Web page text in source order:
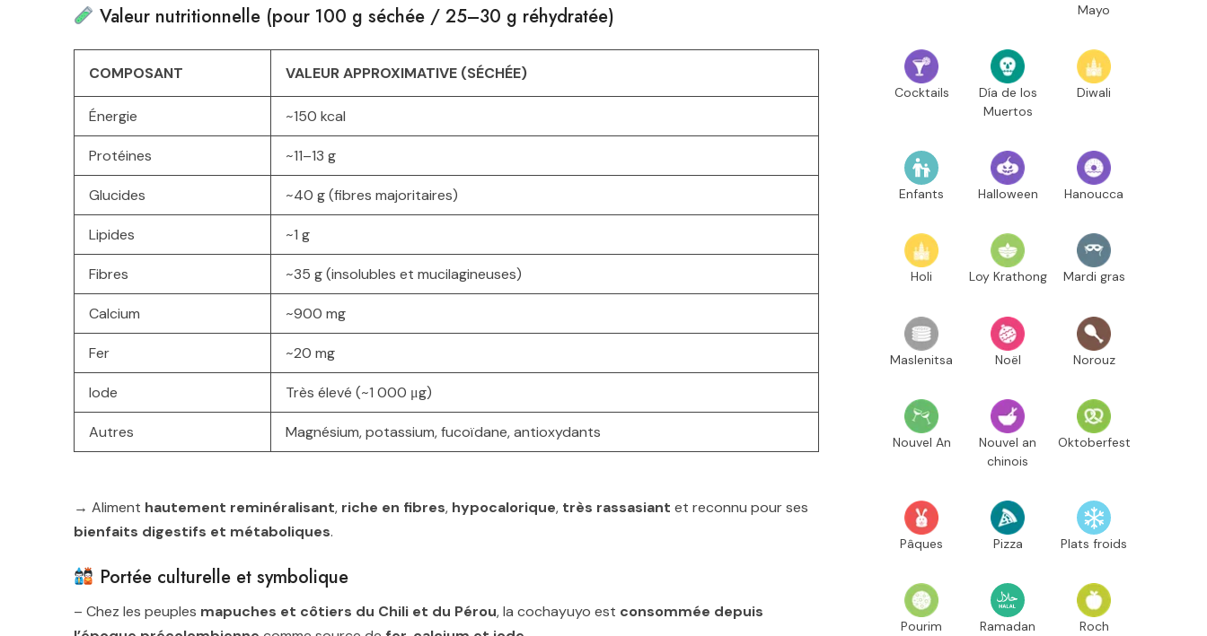
Valeur nutritionnelle (pour 100 g séchée / 25–30 g réhydratée)
COMPOSANT VALEUR APPROXIMATIVE (SÉCHÉE)
Énergie ~150 kcal
Protéines ~11–13 g
Glucides ~40 g (fibres majoritaires)
Lipides ~1 g
Fibres ~35 g (insolubles et mucilagineuses)
Calcium ~900 mg
Fer ~20 mg
Iode Très élevé (~1 000 μg)
Autres Magnésium, potassium, fucoïdane, antioxydants
→ Aliment hautement reminéralisant, riche en fibres, hypocalorique, très rassasiant et reconnu pour ses
bienfaits digestifs et métaboliques.
Portée culturelle et symbolique
– Chez les peuples mapuches et côtiers du Chili et du Pérou, la cochayuyo est consommée depuis
Mayo
Cocktails
Día de los
Muertos
Diwali
Enfants Halloween Hanoucca
Holi Loy Krathong Mardi gras
Maslenitsa Noël Norouz
Nouvel An
Nouvel an
chinois
Oktoberfest
Pâques Pizza Plats froids
Pourim Ramadan Roch